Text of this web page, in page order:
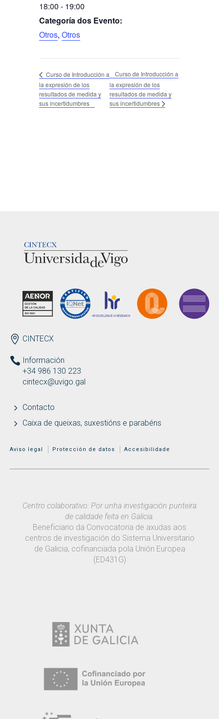
18:00 - 19:00
Categoría dos Evento:
Otros, Otros
Curso de Introducción a
la expresión de los
resultados de medida y
sus incertidumbres
Curso de Introducción a
la expresión de los
resultados de medida y
sus incertidumbres
ENDEREZO
CINTECX
Información
+34 986 130 223
cintecx@uvigo.gal
Contacto
Caixa de queixas, suxestións e parabéns
MENÚ ADICIONAL
Aviso legal Protección de datos Accesibilidade
Centro colaborativo: Por unha investigación punteira
de calidade feita en Galicia.
Beneficiario da Convocatoria de axudas aos
centros de investigación do Sistema Universitario
de Galicia, cofinanciada pola Unión Europea
(ED431G)